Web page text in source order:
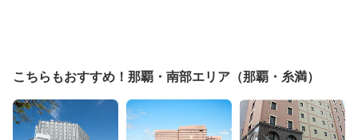
こちらもおすすめ！那覇・南部エリア（那覇・糸満）